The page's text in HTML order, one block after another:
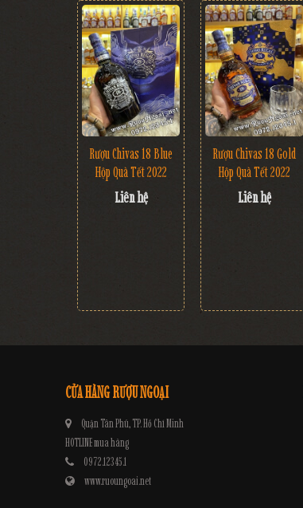
Rượu Chivas 18 Blue
Hộp Quà Tết 2022
Liên hệ
Rượu Chivas 18 Gold
Hộp Quà Tết 2022
Liên hệ
CỬA HÀNG RƯỢU NGOẠI
Quận Tân Phú, TP. Hồ Chí Minh
HOTLINE mua hàng
0972.12345.1
www.ruoungoai.net